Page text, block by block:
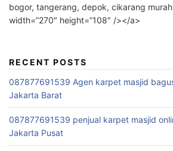
bogor, tangerang, depok, cikarang
width=”270″ height=”108″ /></a>
RECENT POSTS
087877691539 Agen karpet masjid
Jakarta Barat
087877691539 penjual karpet masjid
Jakarta Pusat